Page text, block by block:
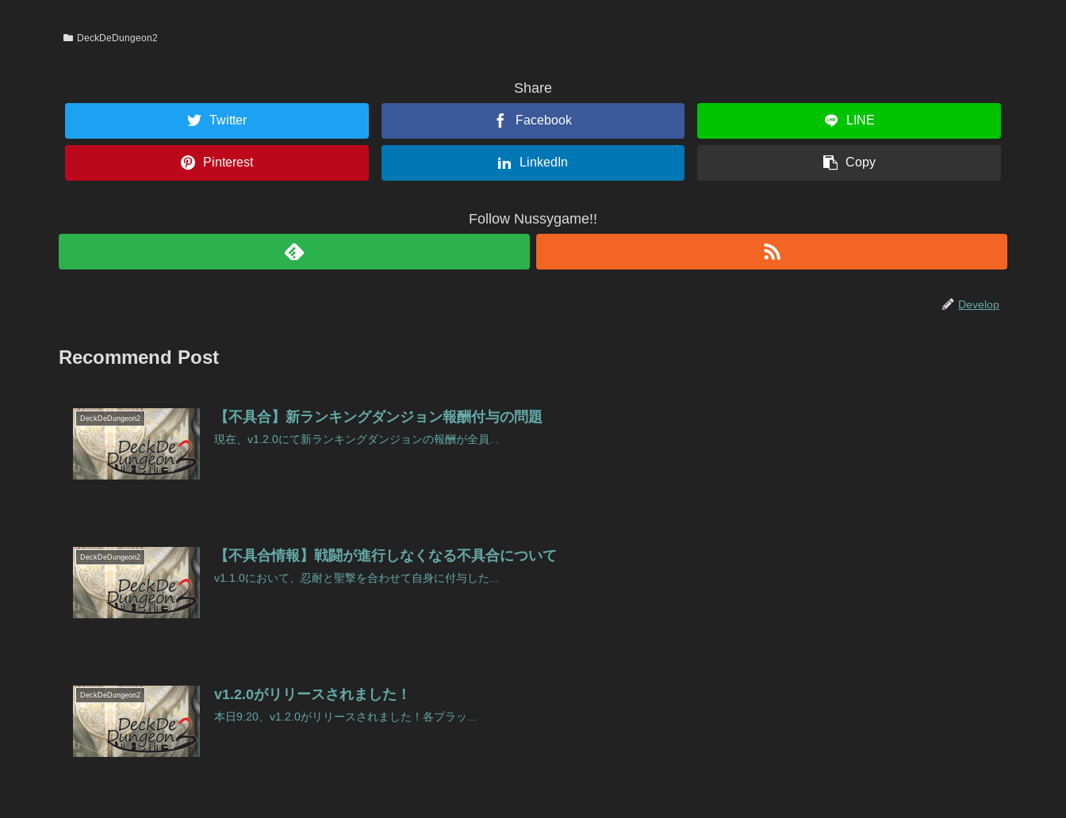
DeckDeDungeon2
Share
Twitter Facebook LINE
Pinterest LinkedIn Copy
Follow Nussygame!!
Develop
Recommend Post
DeckDeDungeon2 【不具合】新ランキングダンジョン報酬付与の問題
現在、v1.2.0にて新ランキングダンジョンの報酬が全員...
DeckDeDungeon2 【不具合情報】戦闘が進行しなくなる不具合について
v1.1.0において、忍耐と聖撃を合わせて自身に付与した...
DeckDeDungeon2 v1.2.0がリリースされました！
本日9:20、v1.2.0がリリースされました！各プラッ...